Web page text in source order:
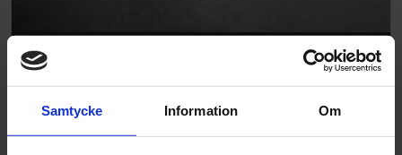
Samtycke Information Om
Danish Crown Horsens, Danmark